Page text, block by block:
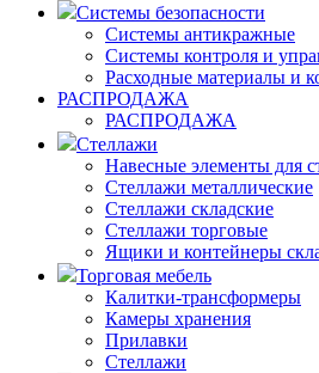
Системы безопасности
Системы антикражные
Системы контроля и
Расходные материалы и
РАСПРОДАЖА
РАСПРОДАЖА
Стеллажи
Навесные элементы для
Стеллажи металлические
Стеллажи складские
Стеллажи торговые
Ящики и контейнеры
Торговая мебель
Калитки-трансформеры
Камеры хранения
Прилавки
Стеллажи